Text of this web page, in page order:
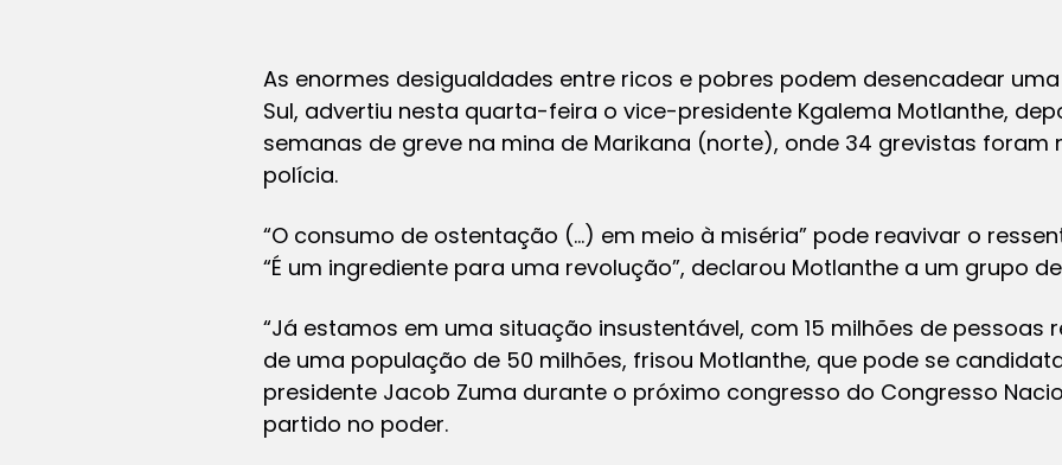
As enormes desigualdades entre ricos e pobres podem desencadear
Sul, advertiu nesta quarta-feira o vice-presidente Kgalema Motlanthe,
semanas de greve na mina de Marikana (norte), onde 34 grevistas foram
polícia.
“O consumo de ostentação (…) em meio à miséria” pode reavivar o
“É um ingrediente para uma revolução”, declarou Motlanthe a um grupo
“Já estamos em uma situação insustentável, com 15 milhões de pessoas
de uma população de 50 milhões, frisou Motlanthe, que pode se
presidente Jacob Zuma durante o próximo congresso do Congresso
partido no poder.